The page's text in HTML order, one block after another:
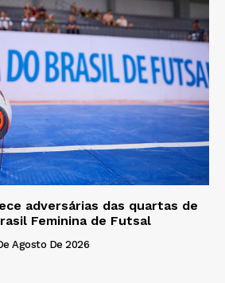
adversárias das quartas de
Feminina de Futsal
Agosto De 2026